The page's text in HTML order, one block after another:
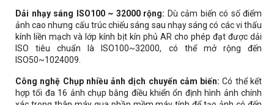
Dải nhạy sáng ISO100 ~ 32000 rộng: Dù cảm biến có số điểm
ảnh cao nhưng cấu trúc chiếu sáng sau nhạy sáng có các vi thấu
kính liền mạch và lớp kính bịt kín phủ AR cho phép đạt được dải
ISO tiêu chuẩn là ISO100~32000, có thể mở rộng đến
ISO50~1024009.
Công nghệ Chụp nhiều ảnh dịch chuyển cảm biến:Có thể kết
hợp tối đa 16 ảnh chụp bằng điều khiển ổn định hình ảnh chính